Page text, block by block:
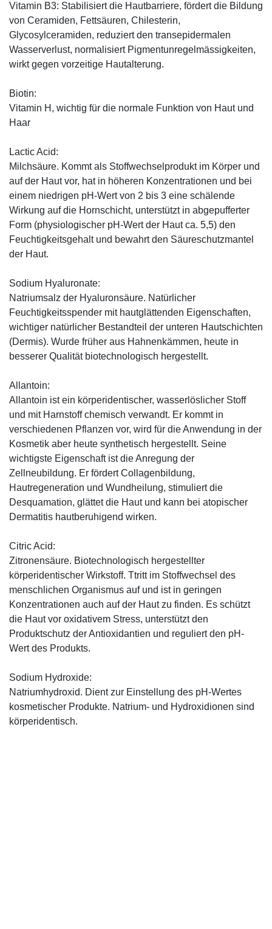
Vitamin B3: Stabilisiert die Hautbarriere, fördert die Bildung
von Ceramiden, Fettsäuren, Chilesterin,
Glycosylceramiden, reduziert den transepidermalen
Wasserverlust, normalisiert Pigmentunregelmässigkeiten,
wirkt gegen vorzeitige Hautalterung.
Biotin:
Vitamin H, wichtig für die normale Funktion von Haut und
Haar
Lactic Acid:
Milchsäure. Kommt als Stoffwechselprodukt im Körper und
auf der Haut vor, hat in höheren Konzentrationen und bei
einem niedrigen pH-Wert von 2 bis 3 eine schälende
Wirkung auf die Hornschicht, unterstützt in abgepufferter
Form (physiologischer pH-Wert der Haut ca. 5,5) den
Feuchtigkeitsgehalt und bewahrt den Säureschutzmantel
der Haut.
Sodium Hyaluronate:
Natriumsalz der Hyaluronsäure. Natürlicher
Feuchtigkeitsspender mit hautglättenden Eigenschaften,
wichtiger natürlicher Bestandteil der unteren Hautschichten
(Dermis). Wurde früher aus Hahnenkämmen, heute in
besserer Qualität biotechnologisch hergestellt.
Allantoin:
Allantoin ist ein körperidentischer, wasserlöslicher Stoff
und mit Harnstoff chemisch verwandt. Er kommt in
verschiedenen Pflanzen vor, wird für die Anwendung in der
Kosmetik aber heute synthetisch hergestellt. Seine
wichtigste Eigenschaft ist die Anregung der
Zellneubildung. Er fördert Collagenbildung,
Hautregeneration und Wundheilung, stimuliert die
Desquamation, glättet die Haut und kann bei atopischer
Dermatitis hautberuhigend wirken.
Citric Acid:
Zitronensäure. Biotechnologisch hergestellter
körperidentischer Wirkstoff. Ttritt im Stoffwechsel des
menschlichen Organismus auf und ist in geringen
Konzentrationen auch auf der Haut zu finden. Es schützt
die Haut vor oxidativem Stress, unterstützt den
Produktschutz der Antioxidantien und reguliert den pH-
Wert des Produkts.
Sodium Hydroxide:
Natriumhydroxid. Dient zur Einstellung des pH-Wertes
kosmetischer Produkte. Natrium- und Hydroxidionen sind
körperidentisch.